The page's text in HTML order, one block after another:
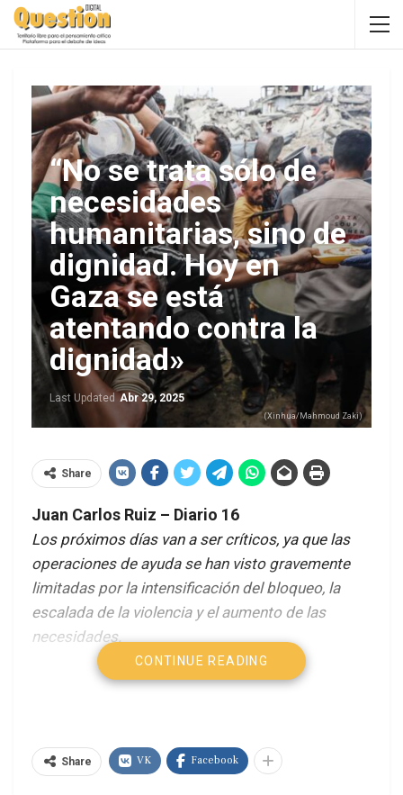
“No se trata sólo de
necesidades
humanitarias, sino de
dignidad. Hoy en
Gaza se está
atentando contra la
dignidad»
Last Updated Abr 29, 2025
(Xinhua/Mahmoud Zaki)
Share
Juan Carlos Ruiz – Diario 16
Los próximos días van a ser críticos, ya que las
operaciones de ayuda se han visto gravemente
limitadas por la intensificación del bloqueo, la
escalada de la violencia y el aumento de las
necesidades.
En declaraciones a los periodistas en la ciudad de
Humanitarios (OCHA) en los Territorios Palestinos
Ocupados describió un panorama desolador bajo
CONTINUE READING
Share VK Facebook